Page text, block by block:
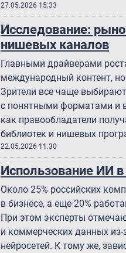
27.05.2026 15:33
Исследование:
нишевых каналов
Главными драйверами
международный контент,
Зрители все чаще
с понятными форматами и
как правообладатели
библиотек и нишевых
22.05.2026 11:30
Использование ИИ
Около 25% российских
в бизнесе, а еще 20%
При этом эксперты
и коммерческих данных
нейросетей. К тому же,